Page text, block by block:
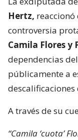
Hertz,
controversia
Camila Flores y
dependencias
públicamente a
A través de su
“Camila ‘cuota’